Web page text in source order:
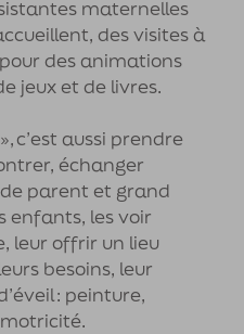
maternelles
des visites à
des animations
jeux et de livres.
c’est aussi prendre
échanger
parent et grand
enfants, les voir
leur offrir un lieu
besoins, leur
: peinture,